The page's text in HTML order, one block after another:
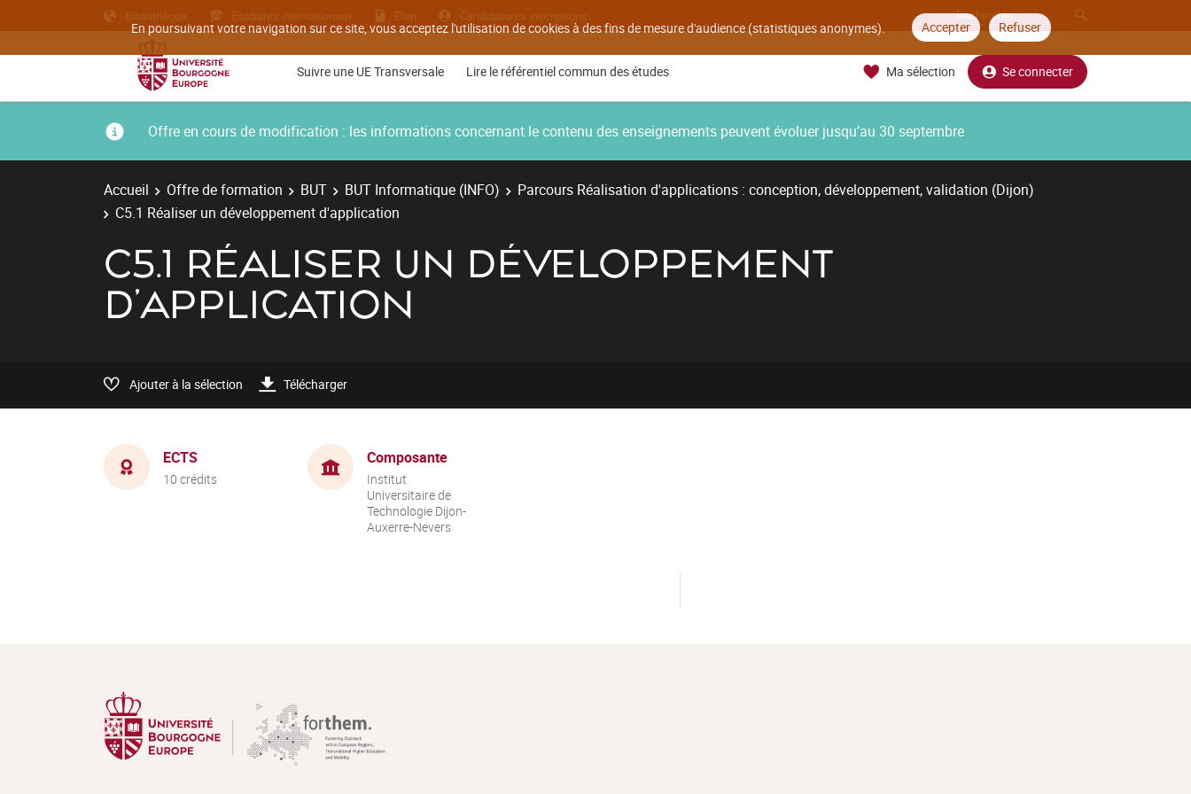
En poursuivant votre navigation sur ce site, vous acceptez l'utilisation de cookies à des fins de mesure d'audience (statistiques anonymes). Accepter Refuser
Bibliothèque Etudiants internationaux Plan Candidatures inscriptions
Suivre une UE Transversale Lire le référentiel commun des études Ma sélection Se connecter
Offre en cours de modification : les informations concernant le contenu des enseignements peuvent évoluer jusqu’au 30 septembre
Accueil Offre de formation BUT BUT Informatique (INFO)
Parcours Réalisation d'applications : conception, développement, validation (Dijon)
C5.1 Réaliser un développement d'application
C5.1 RÉALISER UN DÉVELOPPEMENT
D'APPLICATION
Ajouter à la sélection Télécharger
ECTS
10 crédits
Composante
Institut
Universitaire de
Technologie Dijon-
Auxerre-Nevers